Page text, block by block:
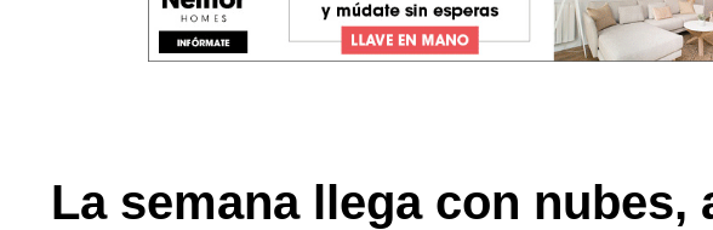
La semana llega con nubes,